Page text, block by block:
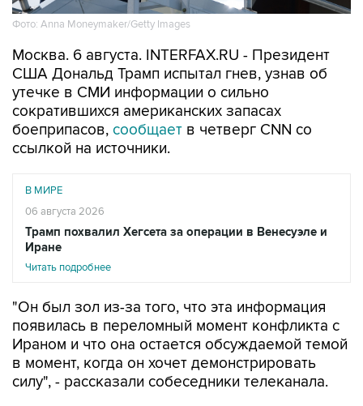
Фото: Anna Moneymaker/Getty Images
Москва. 6 августа. INTERFAX.RU - Президент
США Дональд Трамп испытал гнев, узнав об
утечке в СМИ информации о сильно
сократившихся американских запасах
боеприпасов, сообщает в четверг CNN со
ссылкой на источники.
В МИРЕ
06 августа 2026
Трамп похвалил Хегсета за операции в Венесуэле и
Иране
Читать подробнее
"Он был зол из-за того, что эта информация
появилась в переломный момент конфликта с
Ираном и что она остается обсуждаемой темой
в момент, когда он хочет демонстрировать
силу", - рассказали собеседники телеканала.